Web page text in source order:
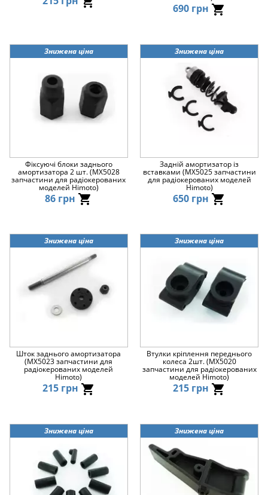
690 грн
Знижена ціна
Фіксуючі блоки заднього
амортизатора 2 шт. (MX5028
запчастини для радіокерованих
моделей Himoto)
86 грн
Знижена ціна
Задній амортизатор із
вставками (MX5025 запчастини
для радіокерованих моделей
Himoto)
650 грн
Знижена ціна
Шток заднього амортизатора
(MX5023 запчастини для
радіокерованих моделей
Himoto)
215 грн
Знижена ціна
Втулки кріплення переднього
колеса 2шт. (MX5020
запчастини для радіокерованих
моделей Himoto)
215 грн
Знижена ціна Знижена ціна